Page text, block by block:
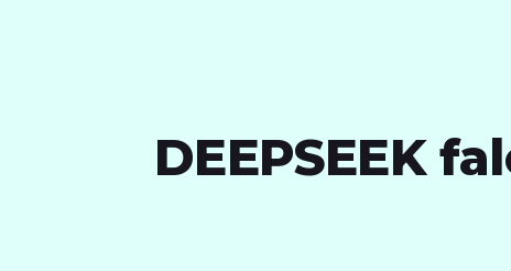
DEEPSEEK